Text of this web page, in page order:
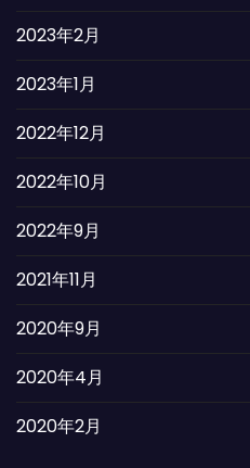
2023年2月
2023年1月
2022年12月
2022年10月
2022年9月
2021年11月
2020年9月
2020年4月
2020年2月